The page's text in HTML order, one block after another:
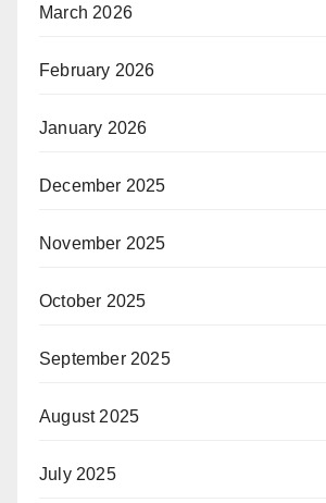
March 2026
February 2026
January 2026
December 2025
November 2025
October 2025
September 2025
August 2025
July 2025